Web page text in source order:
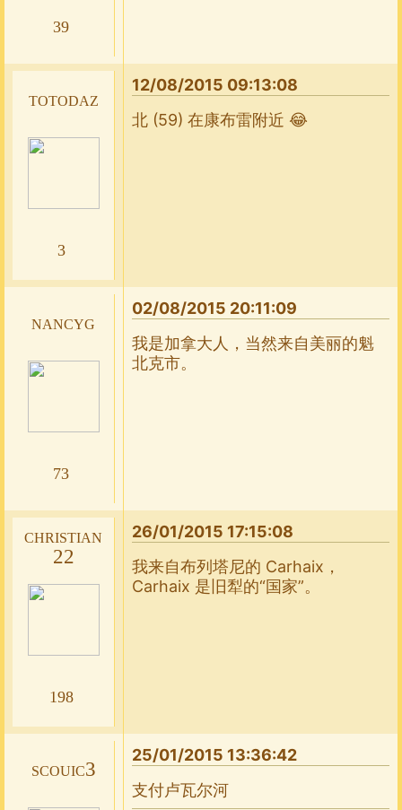
39
totodaz
3
12/08/2015 09:13:08
北 (59) 在康布雷附近 😂
nancyg
73
02/08/2015 20:11:09
我是加拿大人，当然来自美丽的魁
北克市。
christian
22
198
26/01/2015 17:15:08
我来自布列塔尼的 Carhaix，
Carhaix 是旧犁的“国家”。
scouic3
25/01/2015 13:36:42
支付卢瓦尔河